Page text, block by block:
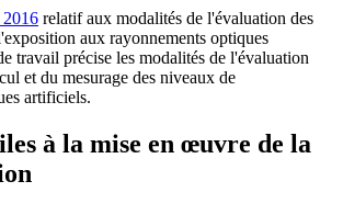
2016 relatif aux modalités de l'évaluation des
aux rayonnements optiques
travail précise les modalités de l'évaluation
et du mesurage des niveaux de
artificiels.
à la mise en œuvre de la